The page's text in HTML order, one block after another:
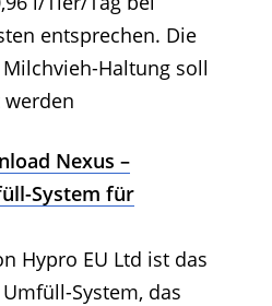
entsprechen. Die
Haltung soll
Nexus –
System für
Hypro EU Ltd ist das
System, das